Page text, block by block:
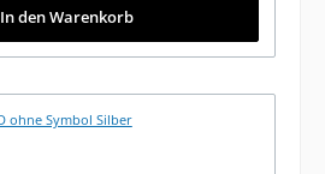
In den Warenkorb